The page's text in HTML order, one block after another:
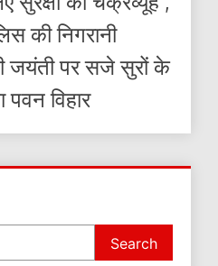
की निगरानी
जयंती पर सजे सुरों के
पवन विहार
Search